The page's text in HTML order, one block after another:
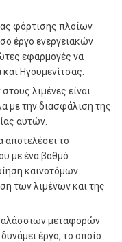
φόρτισης πλοίων
έργο ενεργειακών
εφαρμογές να
Ηγουμενίτσας.
λιμένες είναι
με την διασφάλιση της
αυτών.
αποτελέσει το
με ένα βαθμό
καινοτόμων
των λιμένων και της
μεταφορών
έργο, το οποίο